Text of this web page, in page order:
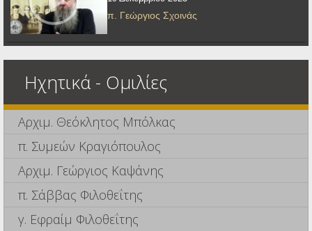
π. Γεώργιος Σχοινάς
Ηχητικά - Ομιλίες
Αρχιμ. Θεόκλητος Μπόλκας
π. Συμεών Κραγιόπουλος
Αρχιμ. Γεώργιος Καψάνης
π. Σάββας Φιλοθεΐτης
γ. Εφραίμ Φιλοθεΐτης